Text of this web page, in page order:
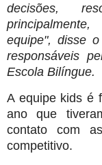
decisões,
equipe", disse
responsáveis
Escola Bilíngue.
A equipe kids é
ano que
contato com
competitivo.